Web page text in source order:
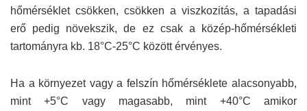
hőmérséklet csökken, csökken a viszkozitás, a tapadási
erő pedig növekszik, de ez csak a közép-hőmérsékleti
tartományra kb. 18°C-25°C között érvényes.
Ha a környezet vagy a felszín hőmérséklete alacsonyabb,
mint +5°C vagy magasabb, mint +40°C amikor